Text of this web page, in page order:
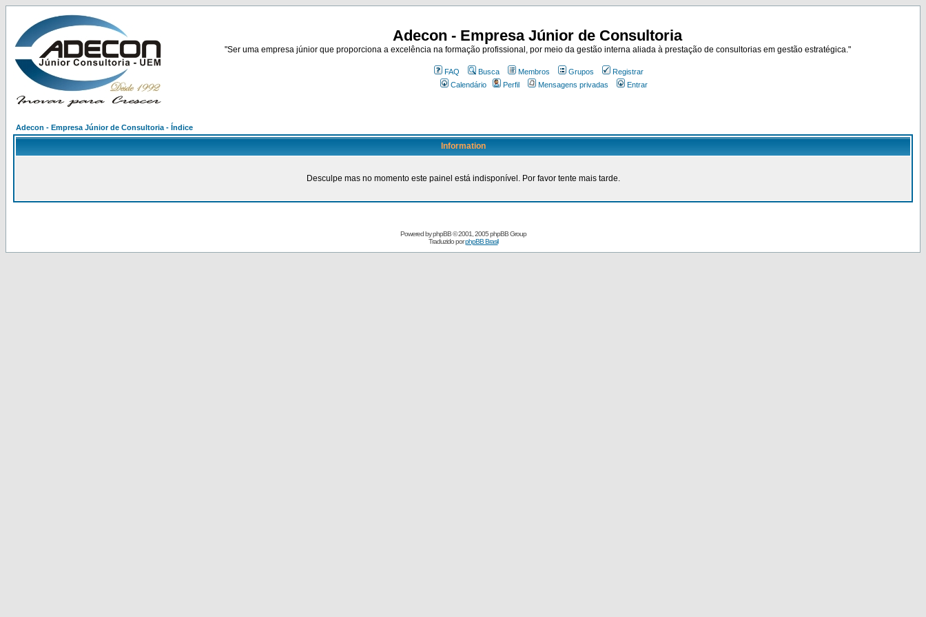
Adecon - Empresa Júnior de Consultoria
"Ser uma empresa júnior que proporciona a excelência na formação profissional, por meio da gestão interna aliada à prestação de consultorias em gestão estratégica."
FAQ Busca Membros Grupos
Registrar
Calendário
Perfil Mensagens privadas Entrar
Adecon - Empresa Júnior de Consultoria - Índice
Information
Desculpe mas no momento este painel está indisponível. Por favor tente mais tarde.
Powered byphpBB© 2001, 2005 phpBB Group
Traduzido porphpBB Brasil